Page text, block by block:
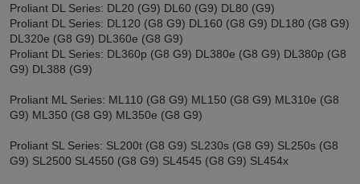
Proliant DL Series: DL20 (G9) DL60 (G9) DL80 (G9)
Proliant DL Series: DL120 (G8 G9) DL160 (G8 G9) DL180 (G8 G9)
DL320e (G8 G9) DL360e (G8 G9)
Proliant DL Series: DL360p (G8 G9) DL380e (G8 G9) DL380p (G8
G9) DL388 (G9)
Proliant ML Series: ML110 (G8 G9) ML150 (G8 G9) ML310e (G8
G9) ML350 (G8 G9) ML350e (G8 G9)
Proliant SL Series: SL200t (G8 G9) SL230s (G8 G9) SL250s (G8
G9) SL2500 SL4550 (G8 G9) SL4545 (G8 G9) SL454x